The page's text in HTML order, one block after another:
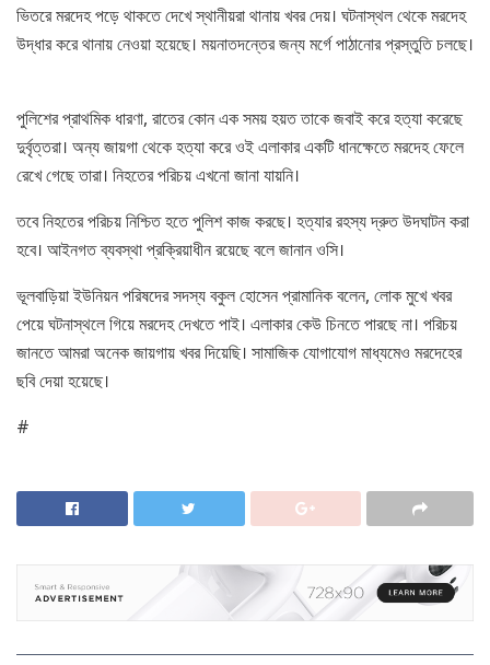
ভিতরে মরদেহ পড়ে থাকতে দেখে স্থানীয়রা থানায় খবর দেয়। ঘটনাস্থল থেকে মরদেহ
উদ্ধার করে থানায় নেওয়া হয়েছে। ময়নাতদন্তের জন্য মর্গে পাঠানোর প্রস্তুতি চলছে।
পুলিশের প্রাথমিক ধারণা, রাতের কোন এক সময় হয়ত তাকে জবাই করে হত্যা করেছে
দুর্বৃত্তরা। অন্য জায়গা থেকে হত্যা করে ওই এলাকার একটি ধানক্ষেতে মরদেহ ফেলে
রেখে গেছে তারা। নিহতের পরিচয় এখনো জানা যায়নি।
তবে নিহতের পরিচয় নিশ্চিত হতে পুলিশ কাজ করছে। হত্যার রহস্য দ্রুত উদঘাটন করা
হবে। আইনগত ব্যবস্থা প্রক্রিয়াধীন রয়েছে বলে জানান ওসি।
ভূলবাড়িয়া ইউনিয়ন পরিষদের সদস্য বকুল হোসেন প্রামানিক বলেন, লোক মুখে খবর
পেয়ে ঘটনাস্থলে গিয়ে মরদেহ দেখতে পাই। এলাকার কেউ চিনতে পারছে না। পরিচয়
জানতে আমরা অনেক জায়গায় খবর দিয়েছি। সামাজিক যোগাযোগ মাধ্যমেও মরদেহের
ছবি দেয়া হয়েছে।
#